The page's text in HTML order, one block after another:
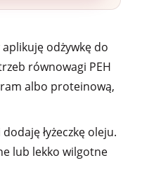
odżywkę do
równowagi PEH
albo proteinową,
łyżeczkę oleju.
lub lekko wilgotne